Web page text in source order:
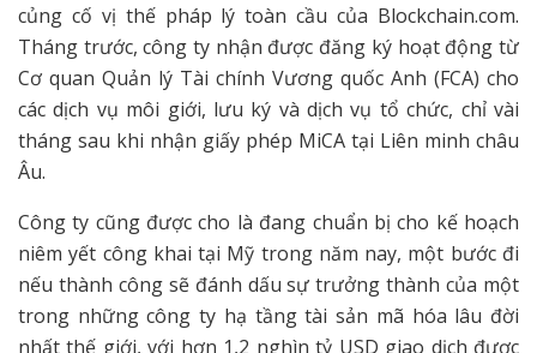
củng cố vị thế pháp lý toàn cầu của Blockchain.com.
Tháng trước, công ty nhận được đăng ký hoạt động từ
Cơ quan Quản lý Tài chính Vương quốc Anh (FCA) cho
các dịch vụ môi giới, lưu ký và dịch vụ tổ chức, chỉ vài
tháng sau khi nhận giấy phép MiCA tại Liên minh châu
Âu.
Công ty cũng được cho là đang chuẩn bị cho kế hoạch
niêm yết công khai tại Mỹ trong năm nay, một bước đi
nếu thành công sẽ đánh dấu sự trưởng thành của một
trong những công ty hạ tầng tài sản mã hóa lâu đời
nhất thế giới, với hơn 1,2 nghìn tỷ USD giao dịch được